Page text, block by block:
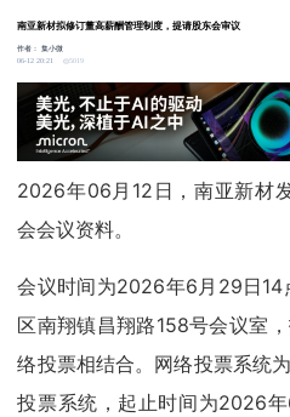
南亚新材拟修订董高薪酬管理制度，提请股东会审议
作者：集小微
06-12 20:21
5019
2026年06月12日，南亚新材
会会议资料。
会议时间为2026年6月29日
区南翔镇昌翔路158号会议室
络投票相结合。网络投票系统
投票系统，起止时间为2026